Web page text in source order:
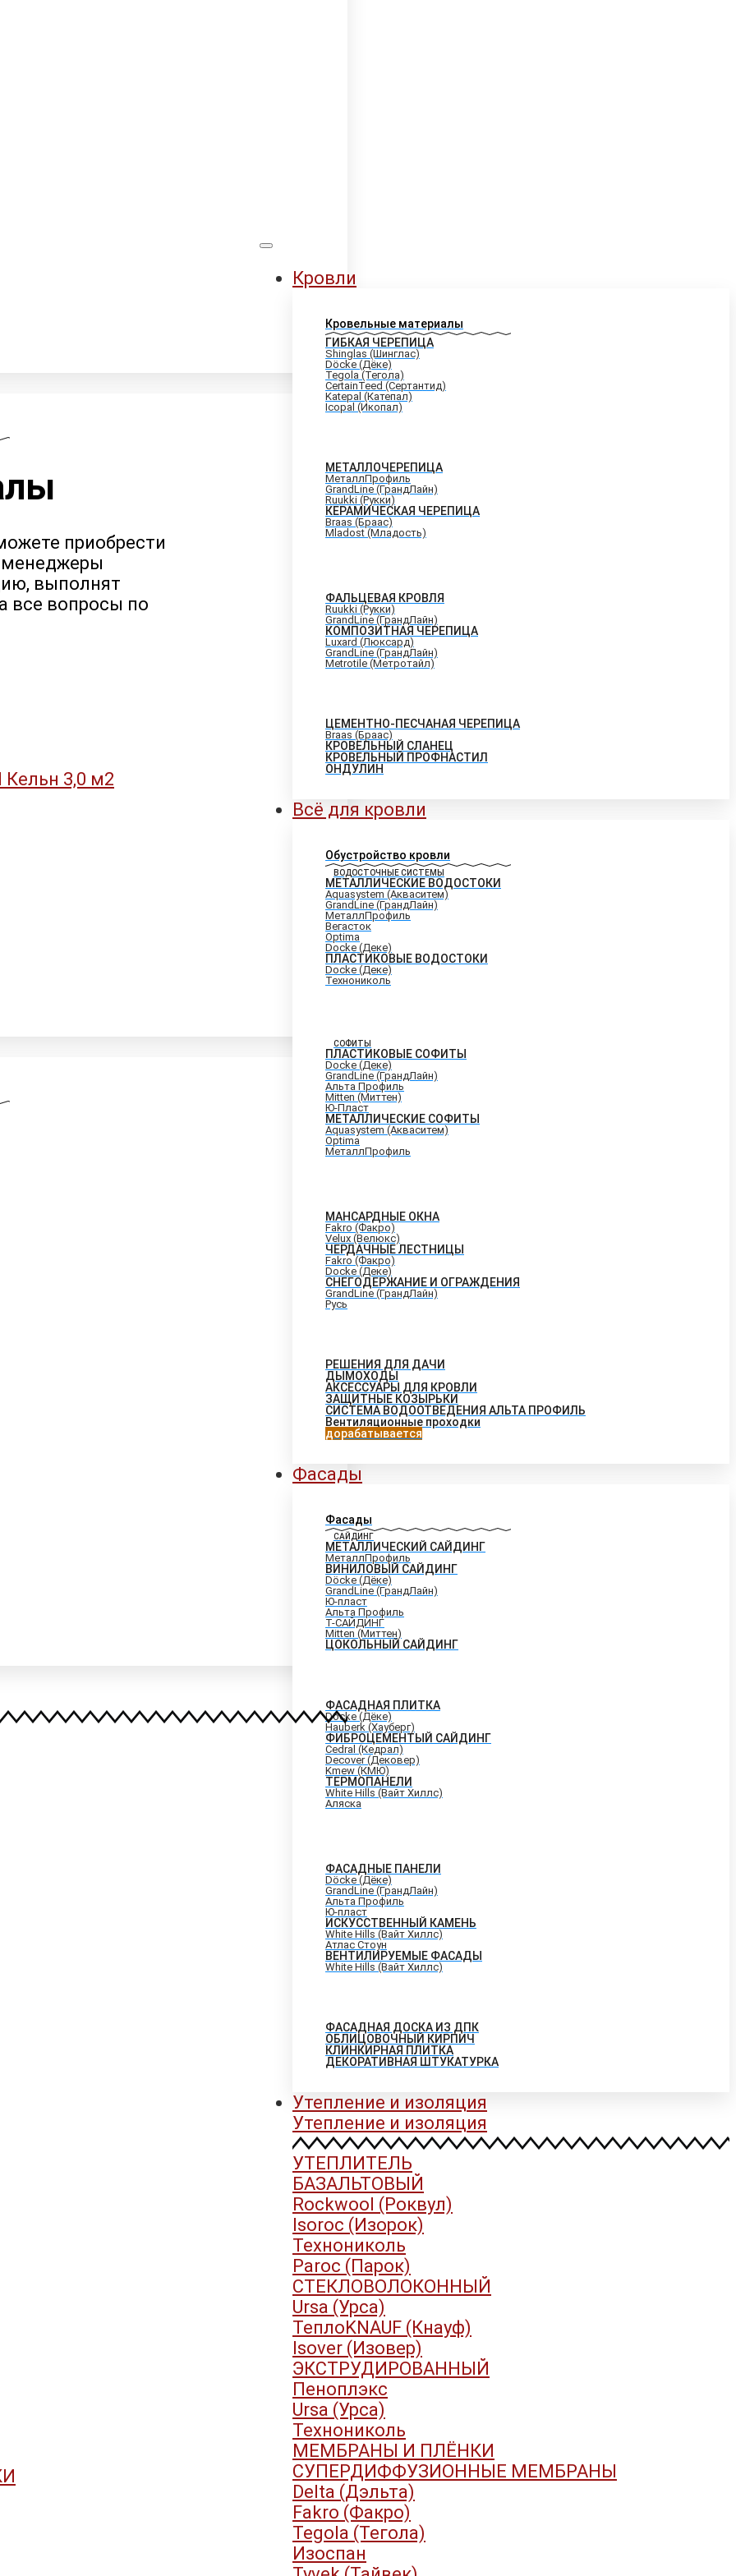
Кровли
Кровельные материалы
ГИБКАЯ ЧЕРЕПИЦА
Shinglas (Шинглас)
Döcke (Дёке)
Tegola (Тегола)
CertainTeed (Сертантид)
Katepal (Катепал)
Icopal (Икопал)
МЕТАЛЛОЧЕРЕПИЦА
МеталлПрофиль
GrandLine (ГрандЛайн)
Ruukki (Рукки)
КЕРАМИЧЕСКАЯ ЧЕРЕПИЦА
Braas (Браас)
Mladost (Младость)
ФАЛЬЦЕВАЯ КРОВЛЯ
Ruukki (Рукки)
GrandLine (ГрандЛайн)
КОМПОЗИТНАЯ ЧЕРЕПИЦА
Luxard (Люксард)
GrandLine (ГрандЛайн)
Metrotile (Метротайл)
ЦЕМЕНТНО-ПЕСЧАНАЯ ЧЕРЕПИЦА
Braas (Браас)
КРОВЕЛЬНЫЙ СЛАНЕЦ
КРОВЕЛЬНЫЙ ПРОФНАСТИЛ
ОНДУЛИН
Всё для кровли
Обустройство кровли
ВОДОСТОЧНЫЕ СИСТЕМЫ
МЕТАЛЛИЧЕСКИЕ ВОДОСТОКИ
Aquasystem (Акваситем)
GrandLine (ГрандЛайн)
МеталлПрофиль
Вегасток
Optima
Docke (Деке)
ПЛАСТИКОВЫЕ ВОДОСТОКИ
Docke (Деке)
Технониколь
СОФИТЫ
ПЛАСТИКОВЫЕ СОФИТЫ
Docke (Деке)
GrandLine (ГрандЛайн)
Альта Профиль
Mitten (Миттен)
Ю-Пласт
МЕТАЛЛИЧЕСКИЕ СОФИТЫ
Aquasystem (Акваситем)
Optima
МеталлПрофиль
МАНСАРДНЫЕ ОКНА
Fakro (Факро)
Velux (Велюкс)
ЧЕРДАЧНЫЕ ЛЕСТНИЦЫ
Fakro (Факро)
Docke (Деке)
СНЕГОДЕРЖАНИЕ И ОГРАЖДЕНИЯ
GrandLine (ГрандЛайн)
Русь
РЕШЕНИЯ ДЛЯ ДАЧИ
ДЫМОХОДЫ
АКСЕССУАРЫ ДЛЯ КРОВЛИ
ЗАЩИТНЫЕ КОЗЫРЬКИ
СИСТЕМА ВОДООТВЕДЕНИЯ АЛЬТА ПРОФИЛЬ
Вентиляционные проходки
дорабатывается
Фасады
Фасады
САЙДИНГ
МЕТАЛЛИЧЕСКИЙ САЙДИНГ
МеталлПрофиль
ВИНИЛОВЫЙ САЙДИНГ
Döcke (Дёке)
GrandLine (ГрандЛайн)
Ю-пласт
Альта Профиль
Т-САЙДИНГ
Mitten (Миттен)
ЦОКОЛЬНЫЙ САЙДИНГ
ФАСАДНАЯ ПЛИТКА
Döcke (Дёке)
Hauberk (Хауберг)
ФИБРОЦЕМЕНТЫЙ САЙДИНГ
Cedral (Кедрал)
Decover (Дековер)
Kmew (КМЮ)
ТЕРМОПАНЕЛИ
White Hills (Вайт Хиллс)
Аляска
ФАСАДНЫЕ ПАНЕЛИ
Döcke (Дёке)
GrandLine (ГрандЛайн)
Альта Профиль
Ю-пласт
ИСКУССТВЕННЫЙ КАМЕНЬ
White Hills (Вайт Хиллс)
Атлас Стоун
ВЕНТИЛИРУЕМЫЕ ФАСАДЫ
White Hills (Вайт Хиллс)
ФАСАДНАЯ ДОСКА ИЗ ДПК
ОБЛИЦОВОЧНЫЙ КИРПИЧ
КЛИНКИРНАЯ ПЛИТКА
ДЕКОРАТИВНАЯ ШТУКАТУРКА
Утепление и изоляция
Утепление и изоляция
УТЕПЛИТЕЛЬ
БАЗАЛЬТОВЫЙ
Rockwool (Роквул)
Isoroc (Изорок)
Технониколь
Paroc (Парок)
СТЕКЛОВОЛОКОННЫЙ
Ursa (Урса)
ТеплоKNAUF (Кнауф)
Isover (Изовер)
ЭКСТРУДИРОВАННЫЙ
Пеноплэкс
Ursa (Урса)
Технониколь
МЕМБРАНЫ И ПЛЁНКИ
СУПЕРДИФФУЗИОННЫЕ МЕМБРАНЫ
Delta (Дэльта)
Fakro (Факро)
Tegola (Тегола)
Изоспан
приобрести
выполнят
все вопросы по